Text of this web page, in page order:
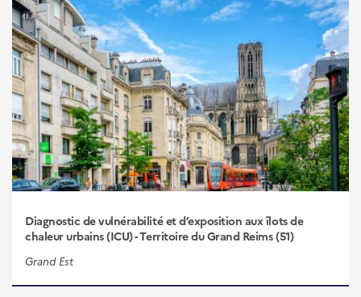
EN
VOTRE
DE
Diagnostic de vulnérabilité et d’exposition aux îlots de
chaleur urbains (ICU) - Territoire du Grand Reims (51)
Grand Est